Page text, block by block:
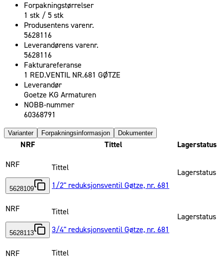
Forpakningstørrelser
1 stk / 5 stk
Produsentens varenr.
5628116
Leverandørens varenr.
5628116
Fakturareferanse
1 RED.VENTIL NR.681 GØTZE
Leverandør
Goetze KG Armaturen
NOBB-nummer
60368791
Varianter Forpakningsinformasjon Dokumenter
NRF Tittel
Lagerstatus
NRF
5628109
Tittel
1/2" reduksjonsventil Gøtze, nr. 681
Lagerstatus
NRF
5628113
Tittel
3/4" reduksjonsventil Gøtze, nr. 681
Lagerstatus
NRF
Tittel